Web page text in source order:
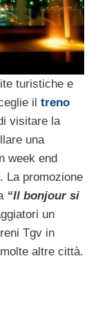
turistiche e
il treno
visitare la
una
week end
La promozione
“Il bonjour si
un
Tgv in
altre città.